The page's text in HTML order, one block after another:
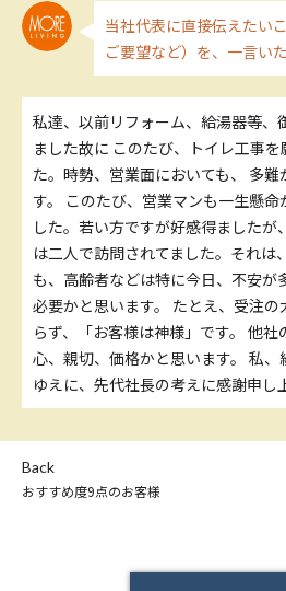
当社代表に直接伝えたい
ご要望など）を、一言い
私達、以前リフォーム、給湯器等、
ました故に このたび、トイレ工事を
た。時勢、営業面においても、 多難
す。 このたび、営業マンも一生懸命
した。若い方ですが好感得ましたが
は二人で訪問されてました。それは
も、高齢者などは特に今日、不安が
必要かと思います。 たとえ、受注の
らず、「お客様は神様」です。 他社
心、親切、価格かと思います。 私、
ゆえに、先代社長の考えに感謝申し
Back
おすすめ度9点のお客様